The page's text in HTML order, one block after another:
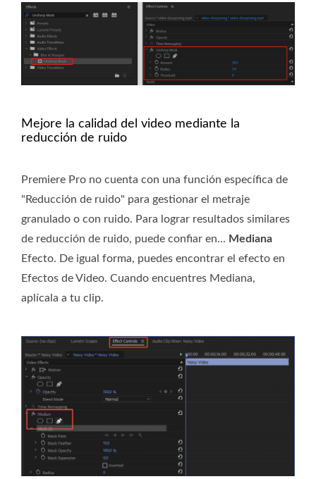
Mejore la calidad del video mediante la
reducción de ruido
Premiere Pro no cuenta con una función específica de
"Reducción de ruido" para gestionar el metraje
granulado o con ruido. Para lograr resultados similares
de reducción de ruido, puede confiar en... Mediana
Efecto. De igual forma, puedes encontrar el efecto en
Efectos de Video. Cuando encuentres Mediana,
aplícala a tu clip.